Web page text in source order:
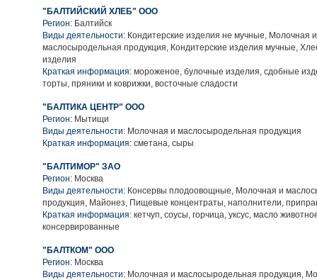
"БАЛТИЙСКИЙ ХЛЕБ" ООО
Регион: Балтийск
Виды деятельности: Кондитерские изделия не мучные, Молочная и
маслосыродельная продукция, Кондитерские изделия мучные,
изделия
Краткая информация: мороженое, булочные изделия, сдобные
торты, пряники и коврижки, восточные сладости
"БАЛТИКА ЦЕНТР" ООО
Регион: Мытищи
Виды деятельности: Молочная и маслосыродельная продукция
Краткая информация: сметана, сыры
"БАЛТИМОР" ЗАО
Регион: Москва
Виды деятельности: Консервы плодоовощные, Молочная и
продукция, Майонез, Пищевые концентраты, наполнители,
Краткая информация: кетчуп, соусы, горчица, уксус, масло
консервированные
"БАЛТКОМ" ООО
Регион: Москва
Виды деятельности: Молочная и маслосыродельная продукция,